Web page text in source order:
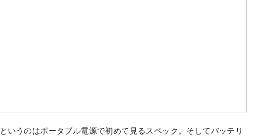
というのはポータブル電源で初めて見るスペック。そしてバッテリ